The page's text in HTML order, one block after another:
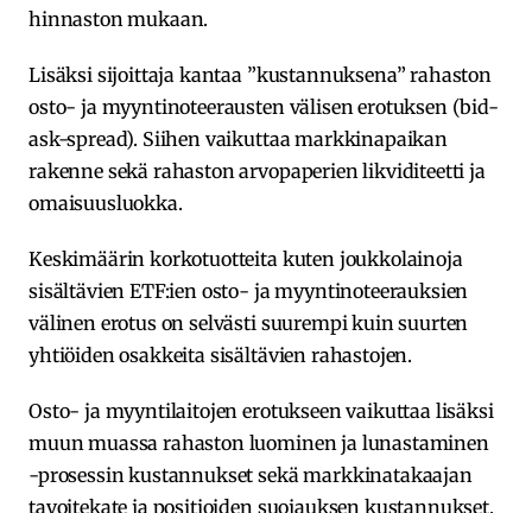
hinnaston mukaan.
Lisäksi sijoittaja kantaa ”kustannuksena” rahaston
osto- ja myyntinoteerausten välisen erotuksen (bid-
ask-spread). Siihen vaikuttaa markkinapaikan
rakenne sekä rahaston arvopaperien likviditeetti ja
omaisuusluokka.
Keskimäärin korkotuotteita kuten joukkolainoja
sisältävien ETF:ien osto- ja myyntinoteerauksien
välinen erotus on selvästi suurempi kuin suurten
yhtiöiden osakkeita sisältävien rahastojen.
Osto- ja myyntilaitojen erotukseen vaikuttaa lisäksi
muun muassa rahaston luominen ja lunastaminen
-prosessin kustannukset sekä markkinatakaajan
tavoitekate ja positioiden suojauksen kustannukset.